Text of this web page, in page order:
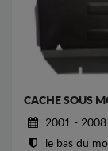
CACHE SOUS
2001 - 2008
le bas du